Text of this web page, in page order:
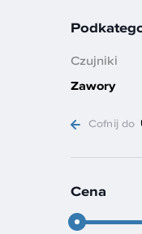
Czujniki
Zawory
Cofnij do
Cena